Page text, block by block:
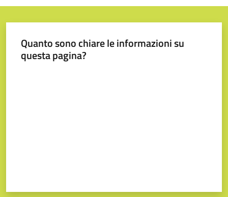
Prenotazione
Quanto sono chiare le informazioni su
questa pagina?